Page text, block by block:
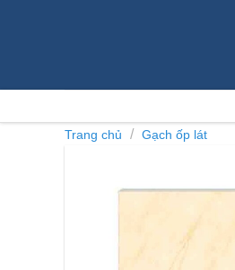
Trang chủ / Gạch ốp lát